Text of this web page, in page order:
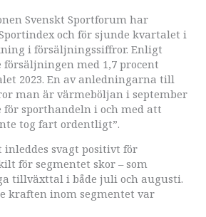
Svenskt Sportforum har
och för sjunde kvartalet i
i försäljningssiffror. Enligt
försäljningen med 1,7 procent
2023. En av anledningarna till
man är värmeböljan i september
för sporthandeln i och med att
tog fart ordentligt”.
svagt positivt för
för segmentet skor – som
tillväxttal i både juli och augusti.
kraften inom segmentet var